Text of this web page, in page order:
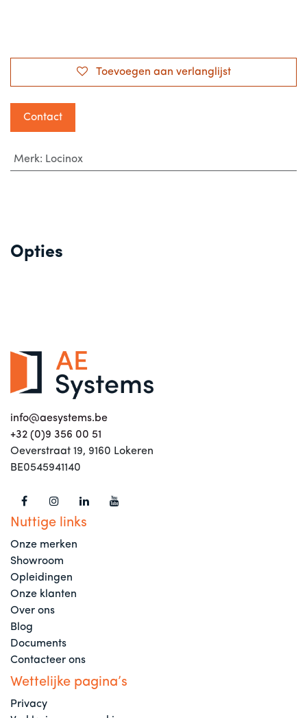
Toevoegen aan verlanglijst
Contact
Merk: Locinox
Opties
info@aesystems.be
+32 (0)9 356 00 51
Oeverstraat 19, 9160 Lokeren
BE0545941140
Nuttige links
Onze merken
Showroom
Opleidingen
Onze klanten
Over ons
Blog
Documents
Contacteer ons
Wettelijke pagina’s
Privacy